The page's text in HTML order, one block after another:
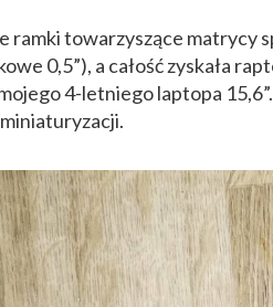
ramki towarzyszące matrycy
0,5”), a całość zyskała
4-letniego laptopa